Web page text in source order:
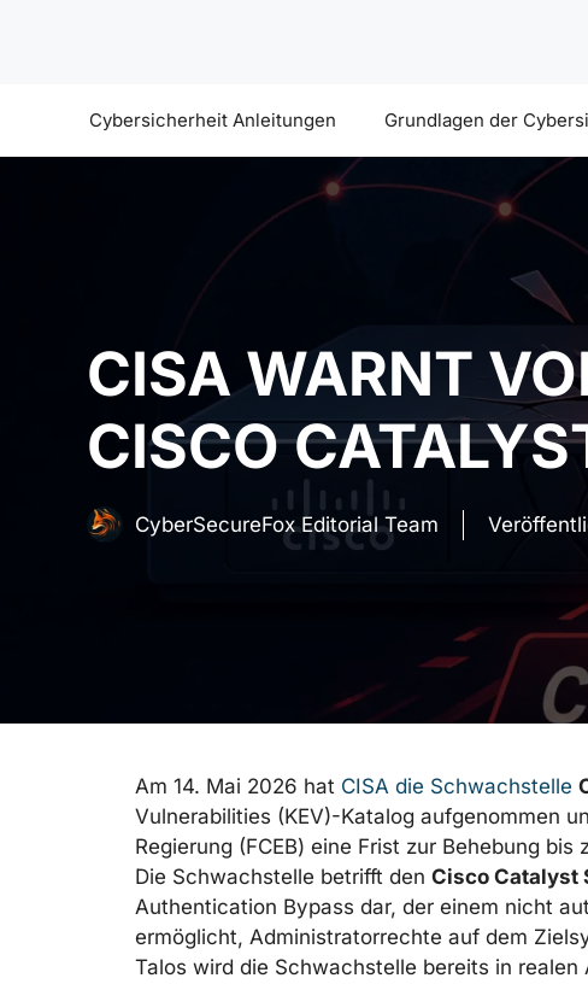
Cybersicherheit Anleitungen Grundlagen der
CISA WARNT
CISCO
CyberSecureFox Editorial Team
Am 14. Mai 2026 hat CISA die Schwachstelle
Vulnerabilities (KEV)-Katalog aufgenommen
Regierung (FCEB) eine Frist zur Behebung bis
Die Schwachstelle betrifft den Cisco Catalyst
Authentication Bypass dar, der einem nicht
ermöglicht, Administratorrechte auf dem
Talos wird die Schwachstelle bereits in